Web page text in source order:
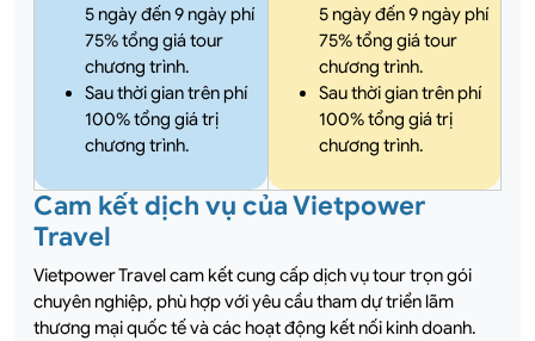
5 ngày đến 9 ngày phí
75% tổng giá tour
chương trình.
Sau thời gian trên phí
100% tổng giá trị
chương trình.
5 ngày đến 9 ngày phí
75% tổng giá tour
chương trình.
Sau thời gian trên phí
100% tổng giá trị
chương trình.
Cam kết dịch vụ của Vietpower
Travel
Vietpower Travel cam kết cung cấp dịch vụ tour trọn gói
chuyên nghiệp, phù hợp với yêu cầu tham dự triển lãm
thương mại quốc tế và các hoạt động kết nối kinh doanh.